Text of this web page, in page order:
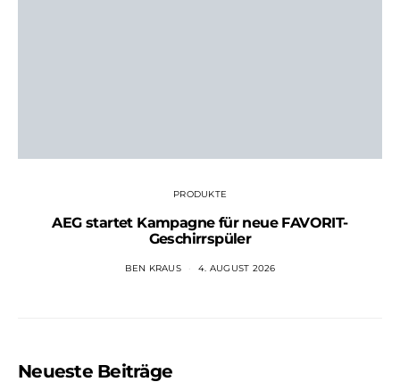
PRODUKTE
AEG startet Kampagne für neue FAVORIT-
Geschirrspüler
BEN KRAUS 4. AUGUST 2026
Neueste Beiträge